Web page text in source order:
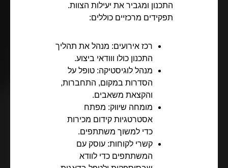
התכנון ומגביר את יעילות הצוות.
תפקידים מרכזיים כוללים:
רכז אירועים: מנהל את תהליך
התכנון כולו ווודאי ביצוע.
מנהל לוגיסטיקה: טופל על
הסדרות במקום, התחברות,
והקצאת משאבים.
מומחה שיווק: מפתח
אסטרטגיות קידום מכירות
כדי למשוך משתתפים.
קשרי לקוחות: עוסק עם
המשתתפים כדי לוודא